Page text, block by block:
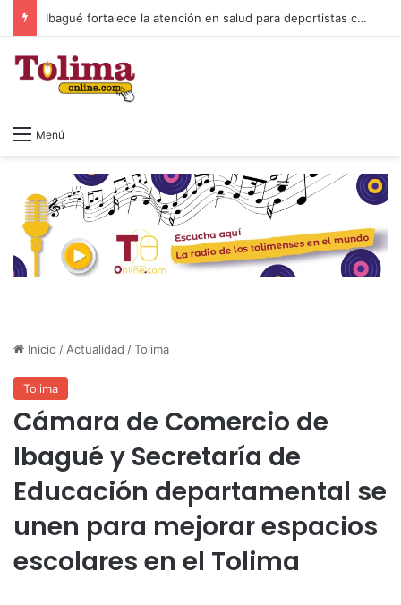
Ibagué fortalece la atención en salud para deportistas con nuevo espacio en el Parque Deportivo
Menú
Inicio / Actualidad /Tolima
Tolima
Cámara de Comercio de
Ibagué y Secretaría de
Educación departamental se
unen para mejorar espacios
escolares en el Tolima